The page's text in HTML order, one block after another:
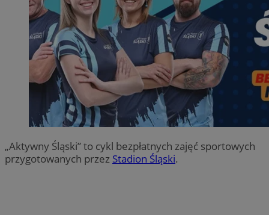
„Aktywny Śląski” to cykl bezpłatnych zajęć sportowych
przygotowanych przez Stadion Śląski.